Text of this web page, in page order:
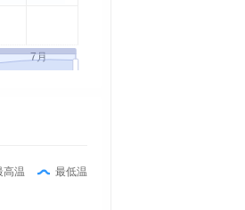
高温 最低温